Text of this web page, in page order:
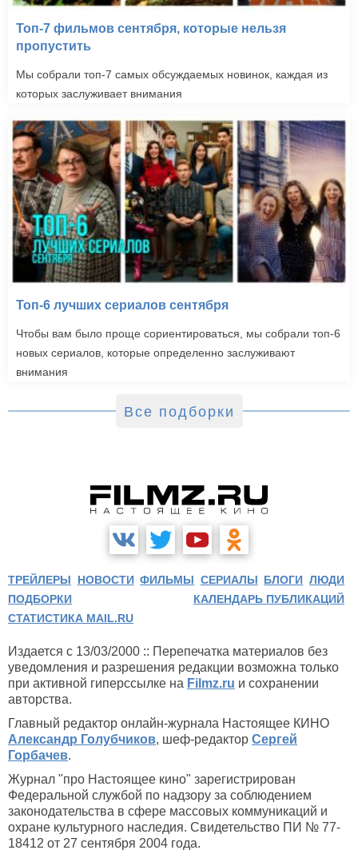
Топ-7 фильмов сентября, которые нельзя
пропустить
Мы собрали топ-7 самых обсуждаемых новинок, каждая из
которых заслуживает внимания
Топ-6 лучших сериалов сентября
Чтобы вам было проще сориентироваться, мы собрали топ-6
новых сериалов, которые определенно заслуживают
внимания
Все подборки
ТРЕЙЛЕРЫ НОВОСТИ ФИЛЬМЫ СЕРИАЛЫ БЛОГИ ЛЮДИ
ПОДБОРКИ
КАЛЕНДАРЬ ПУБЛИКАЦИЙ
СТАТИСТИКА MAIL.RU
Издается с 13/03/2000 :: Перепечатка материалов без
уведомления и разрешения редакции возможна только
при активной гиперссылке на Filmz.ru и сохранении
авторства.
Главный редактор онлайн-журнала Настоящее КИНО
Александр Голубчиков, шеф-редактор Сергей
Горбачев.
Журнал "про Настоящее кино" зарегистрирован
Федеральной службой по надзору за соблюдением
законодательства в сфере массовых коммуникаций и
охране культурного наследия. Свидетельство ПИ № 77-
18412 от 27 сентября 2004 года.